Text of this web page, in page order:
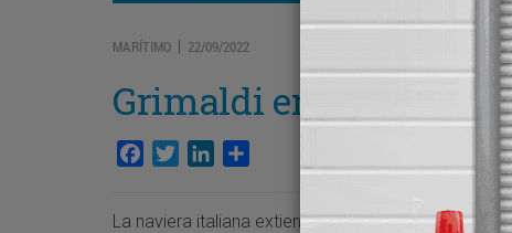
MARÍTIMO 22/09/2022
Grimaldi enlaza
Facebook
TwitterLinkedIn
La naviera italiana extiende su servicio entre